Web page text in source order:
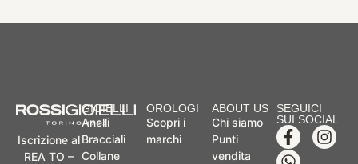
Iscrizione al
REA TO –
GIOIELLI
Anelli
Bracciali
Collane
OROLOGI
Scopri i
marchi
ABOUT US
Chi siamo
Punti
vendita
SEGUICI
SUI SOCIAL